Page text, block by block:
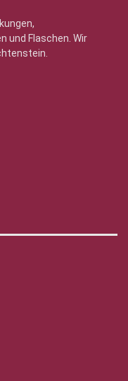
und Flaschen. Wir